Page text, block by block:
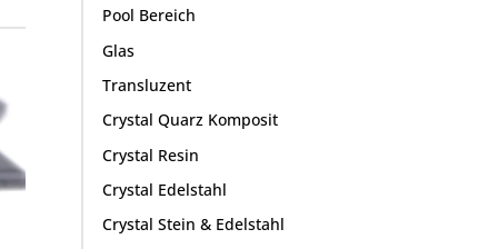
Pool Bereich
Glas
Transluzent
Crystal Quarz Komposit
Crystal Resin
Crystal Edelstahl
Crystal Stein & Edelstahl